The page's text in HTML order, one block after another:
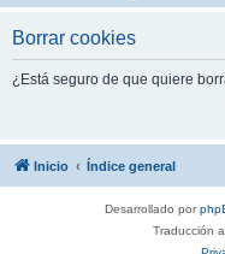
Borrar cookies
¿Está seguro de que quiere
Inicio Índice general
Desarrollado por
Traducción